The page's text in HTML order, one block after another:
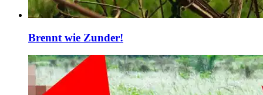
Brennt wie Zunder!